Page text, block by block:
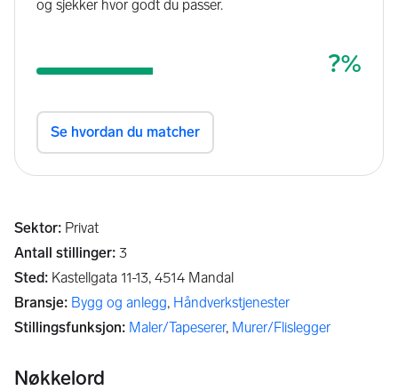
Sektor: Privat
Antall stillinger: 3
Sted: Kastellgata 11-13, 4514 Mandal
Bransje: Bygg og anlegg, Håndverkstjenester
Stillingsfunksjon: Maler/Tapeserer, Murer/Flislegger
Nøkkelord